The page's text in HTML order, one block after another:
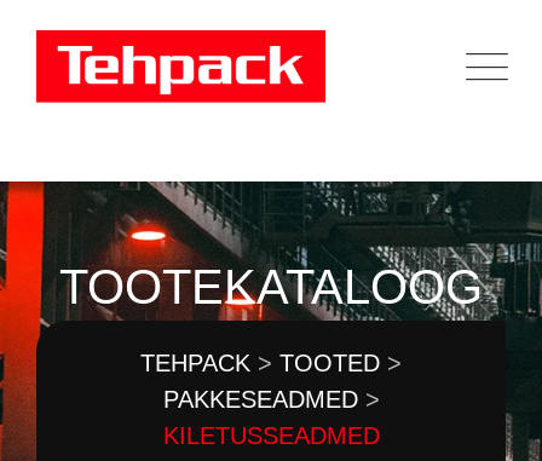
TOOTEKATALOOG
TEHPACK > TOOTED >
PAKKESEADMED>
KILETUSSEADMED